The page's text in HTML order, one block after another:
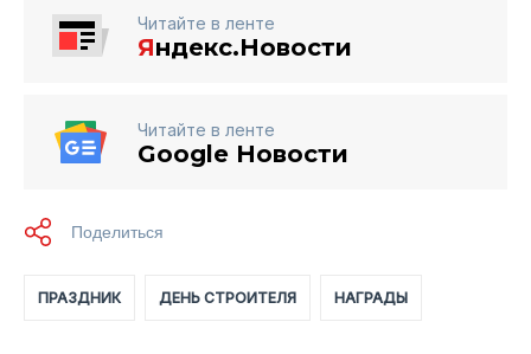
Читайте в ленте
Яндекс.Новости
Читайте в ленте
Google Новости
ПРАЗДНИК ДЕНЬ СТРОИТЕЛЯ НАГРАДЫ